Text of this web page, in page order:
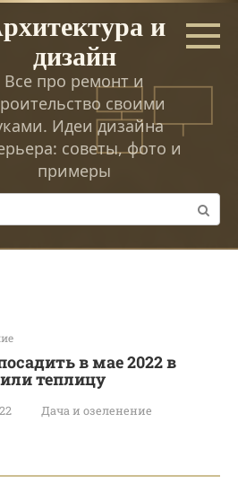
и
дизайн
Все про ремонт и
своими
Идеи дизайна
советы, фото и
примеры
в мае 2022 в
теплицу
Дача и озеленение